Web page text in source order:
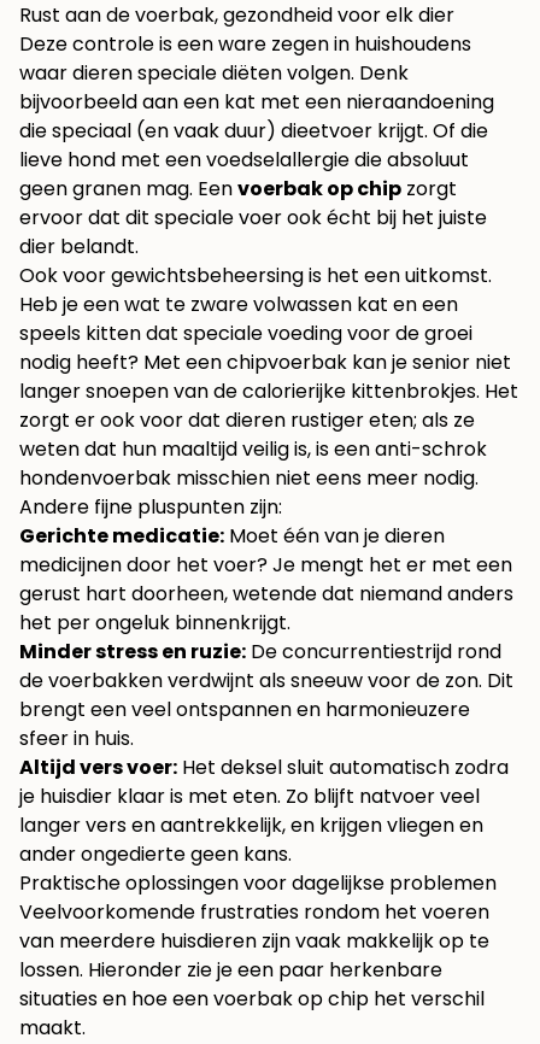
Rust aan de voerbak, gezondheid voor elk dier
Deze controle is een ware zegen in huishoudens
waar dieren speciale diëten volgen. Denk
bijvoorbeeld aan een kat met een nieraandoening
die speciaal (en vaak duur) dieetvoer krijgt. Of die
lieve hond met een voedselallergie die absoluut
geen granen mag. Eenvoerbak op chip zorgt
ervoor dat dit speciale voer ook écht bij het juiste
dier belandt.
Ook voor gewichtsbeheersing is het een uitkomst.
Heb je een wat te zware volwassen kat en een
speels kitten dat speciale voeding voor de groei
nodig heeft? Met een chipvoerbak kan je senior niet
langer snoepen van de calorierijke kittenbrokjes. Het
zorgt er ook voor dat dieren rustiger eten; als ze
weten dat hun maaltijd veilig is, is eenanti-schrok
hondenvoerbak misschien niet eens meer nodig.
Andere fijne pluspunten zijn:
Gerichte medicatie: Moet één van je dieren
medicijnen door het voer? Je mengt het er met een
gerust hart doorheen, wetende dat niemand anders
het per ongeluk binnenkrijgt.
Minder stress en ruzie: De concurrentiestrijd rond
de voerbakken verdwijnt als sneeuw voor de zon. Dit
brengt een veel ontspannen en harmonieuzere
sfeer in huis.
Altijd vers voer: Het deksel sluit automatisch zodra
je huisdier klaar is met eten. Zo blijft natvoer veel
langer vers en aantrekkelijk, en krijgen vliegen en
ander ongedierte geen kans.
Praktische oplossingen voor dagelijkse problemen
Veelvoorkomende frustraties rondom het voeren
van meerdere huisdieren zijn vaak makkelijk op te
lossen. Hieronder zie je een paar herkenbare
situaties en hoe een voerbak op chip het verschil
maakt.